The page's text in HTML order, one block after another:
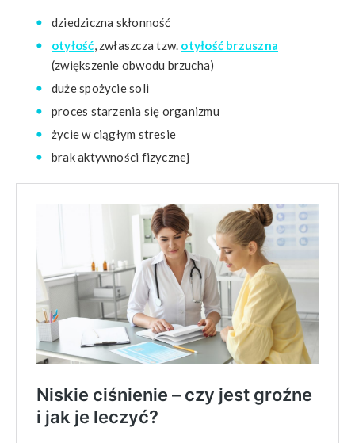
dziedziczna skłonność
otyłość, zwłaszcza tzw. otyłość brzuszna
(zwiększenie obwodu brzucha)
duże spożycie soli
proces starzenia się organizmu
życie w ciągłym stresie
brak aktywności fizycznej